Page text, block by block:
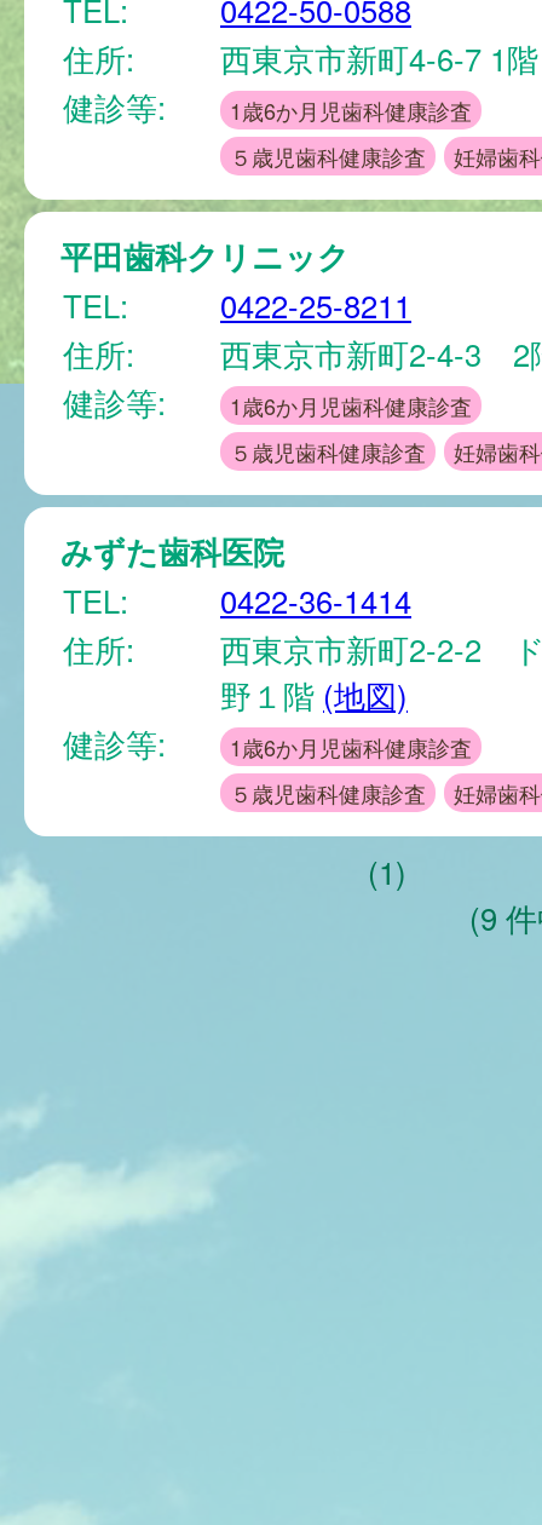
TEL:
0422-50-0588
住所:
西東京市新町4-6-7 1
健診等:
1歳6か月児歯科健康診査
５歳児歯科健康診査
妊婦歯
平田歯科クリニック
TEL:
0422-25-8211
住所:
西東京市新町2-4-3
健診等:
1歳6か月児歯科健康診査
５歳児歯科健康診査
妊婦歯
みずた歯科医院
TEL:
0422-36-1414
住所:
西東京市新町2-2-2
野１階 (地図)
健診等:
1歳6か月児歯科健康診査
５歳児歯科健康診査
妊婦歯
(1)
(9